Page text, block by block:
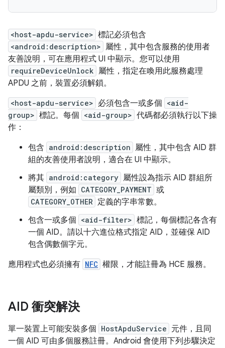
<host-apdu-service> 標記必須包含
<android:description> 屬性，其中包含服務的使用者
友善說明，可在應用程式 UI 中顯示。您可以使用
requireDeviceUnlock 屬性，指定在喚用此服務處理
APDU 之前，裝置必須解鎖。
<host-apdu-service> 必須包含一或多個 <aid-
group> 標記。每個 <aid-group> 代碼都必須執行以下操
作：
包含 android:description 屬性，其中包含 AID 群
組的友善使用者說明，適合在 UI 中顯示。
將其 android:category 屬性設為指示 AID 群組所
屬類別，例如 CATEGORY_PAYMENT 或
CATEGORY_OTHER 定義的字串常數。
包含一或多個 <aid-filter> 標記，每個標記各含有
一個 AID。請以十六進位格式指定 AID，並確保 AID
包含偶數個字元。
應用程式也必須擁有 NFC 權限，才能註冊為 HCE 服務。
AID 衝突解決
單一裝置上可能安裝多個 HostApduService 元件，且同
一個 AID 可由多個服務註冊。Android 會使用下列步驟決定